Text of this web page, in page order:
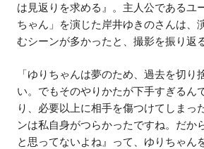
は見返りを求める』。主人公であるユ
ちゃん」を演じた岸井ゆきのさんは、
むシーンが多かったと、撮影を振り返る
「ゆりちゃんは夢のため、過去を切り
い。でもそのやりかたが下手すぎるん
り、必要以上に相手を傷つけてしまっ
ンは私自身がつらかったですね。だか
と思ってないよね』って、ゆりちゃん